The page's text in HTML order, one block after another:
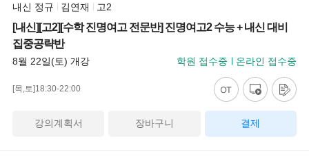
내신 정규 김연재 고2
[내신][고2][수학 진명여고 전문반] 진명여고2 수능 + 내신 대비
집중공략반
8월 22일(토) 개강 학원 접수중 온라인 접수중
[목,토]18:30-22:00
강의계획서 장바구니 결제